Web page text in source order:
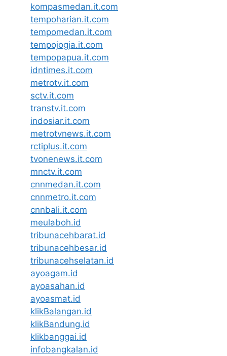
kompasmedan.it.com
tempoharian.it.com
tempomedan.it.com
tempojogja.it.com
tempopapua.it.com
idntimes.it.com
metrotv.it.com
sctv.it.com
transtv.it.com
indosiar.it.com
metrotvnews.it.com
rctiplus.it.com
tvonenews.it.com
mnctv.it.com
cnnmedan.it.com
cnnmetro.it.com
cnnbali.it.com
meulaboh.id
tribunacehbarat.id
tribunacehbesar.id
tribunacehselatan.id
ayoagam.id
ayoasahan.id
ayoasmat.id
klikBalangan.id
klikBandung.id
klikbanggai.id
infobangkalan.id